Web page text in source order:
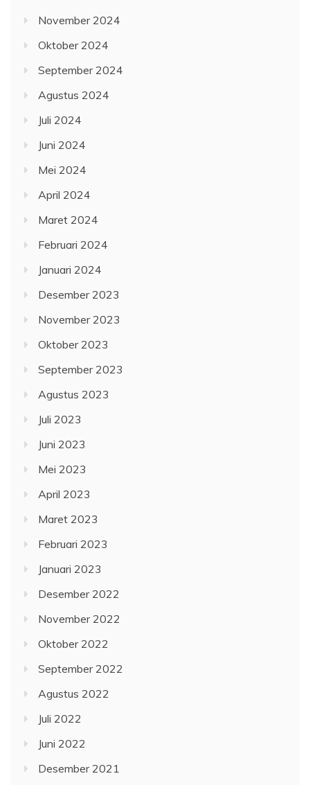
November 2024
Oktober 2024
September 2024
Agustus 2024
Juli 2024
Juni 2024
Mei 2024
April 2024
Maret 2024
Februari 2024
Januari 2024
Desember 2023
November 2023
Oktober 2023
September 2023
Agustus 2023
Juli 2023
Juni 2023
Mei 2023
April 2023
Maret 2023
Februari 2023
Januari 2023
Desember 2022
November 2022
Oktober 2022
September 2022
Agustus 2022
Juli 2022
Juni 2022
Desember 2021